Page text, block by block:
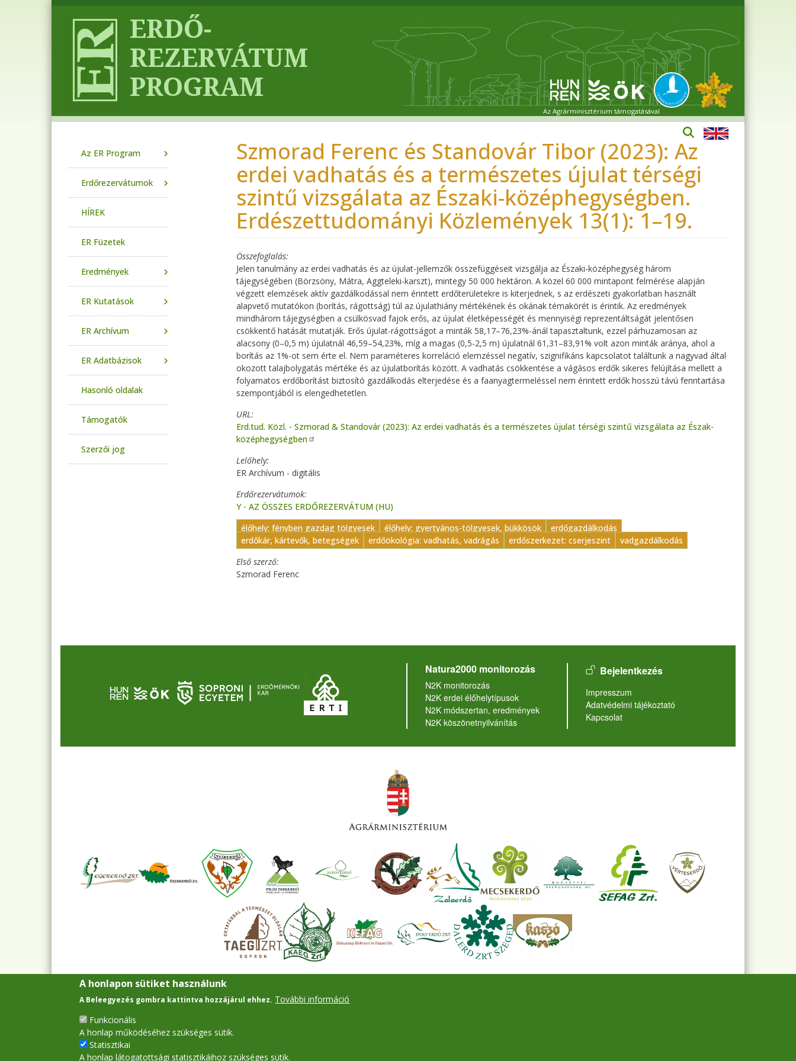
Az Agrárminisztérium támogatásával
Szmorad Ferenc és Standovár Tibor (2023): Az
erdei vadhatás és a természetes újulat térségi
szintű vizsgálata az Északi-középhegységben.
Erdészettudományi Közlemények 13(1): 1–19.
Összefoglalás
Jelen tanulmány az erdei vadhatás és az újulat-jellemzők összefüggéseit vizsgálja az Északi-középhegység három
tájegységében (Börzsöny, Mátra, Aggteleki-karszt), mintegy 50 000 hektáron. A közel 60 000 mintapont felmérése alapján
végzett elemzések aktív gazdálkodással nem érintett erdőterületekre is kiterjednek, s az erdészeti gyakorlatban használt
alapvető mutatókon (borítás, rágottság) túl az újulathiány mértékének és okának témakörét is érintik. Az eredmények
mindhárom tájegységben a csülkösvad fajok erős, az újulat életképességét és mennyiségi reprezentáltságát jelentősen
csökkentő hatását mutatják. Erős újulat-rágottságot a minták 58,17–76,23%-ánál tapasztaltunk, ezzel párhuzamosan az
alacsony (0–0,5 m) újulatnál 46,59–54,23%, míg a magas (0,5-2,5 m) újulatnál 61,31–83,91% volt azon minták aránya, ahol a
borítás az 1%-ot sem érte el. Nem paraméteres korreláció elemzéssel negatív, szignifikáns kapcsolatot találtunk a nagyvad által
okozott talajbolygatás mértéke és az újulatborítás között. A vadhatás csökkentése a vágásos erdők sikeres felújítása mellett a
folyamatos erdőborítást biztosító gazdálkodás elterjedése és a faanyagtermeléssel nem érintett erdők hosszú távú fenntartása
szempontjából is elengedhetetlen.
URL
Erd.tud. Közl. - Szmorad & Standovár (2023): Az erdei vadhatás és a természetes újulat térségi szintű vizsgálata az Észak-
középhegységben
Lelőhely
ER Archívum - digitális
Erdőrezervátumok
Y - AZ ÖSSZES ERDŐREZERVÁTUM (HU)
élőhely: fényben gazdag tölgyesek
élőhely: gyertyános-tölgyesek, bükkösök
erdőgazdálkodás
erdőkár, kártevők, betegségek
erdőökológia: vadhatás, vadrágás erdőszerkezet: cserjeszint
vadgazdálkodás
Első szerző
Szmorad Ferenc
Az ER Program
Erdőrezervátumok
HÍREK
ER Füzetek
Eredmények
ER Kutatások
ER Archívum
ER Adatbázisok
Hasonló oldalak
Támogatók
Szerzői jog
Natura2000 monitorozás
N2K monitorozás
N2K erdei élőhelytípusok
N2K módszertan, eredmények
N2K köszönetnyilvánítás
User account menu
Bejelentkezés
Lábléc
Impresszum
Adatvédelmi tájékoztató
Kapcsolat
A honlapon sütiket használunk
A Beleegyezés gombra kattintva hozzájárul ehhez. További információ
Funkcionális
A honlap működéséhez szükséges sütik.
Statisztikai
A honlap látogatottsági statisztikáihoz szükséges sütik.